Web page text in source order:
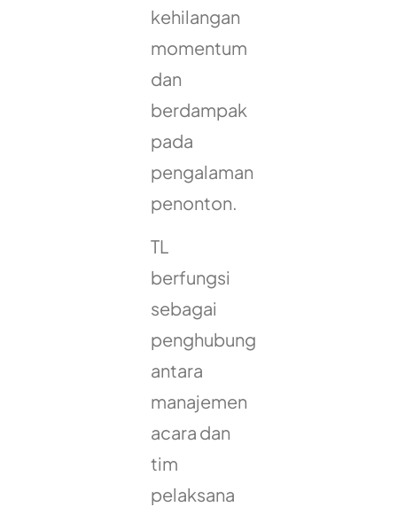
kehilangan
momentum
dan
berdampak
pada
pengalaman
penonton.
TL
berfungsi
sebagai
penghubung
antara
manajemen
acara dan
tim
pelaksana